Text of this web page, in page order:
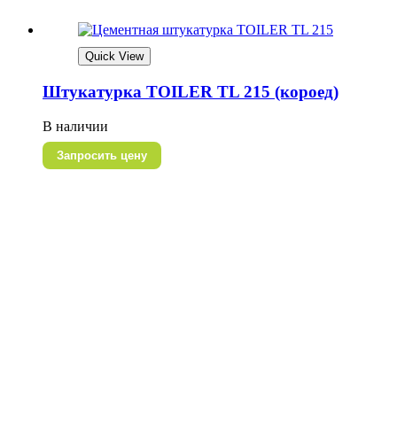
Quick View
Штукатурка TOILER TL 215 (короед)
В наличии
Запросить цену